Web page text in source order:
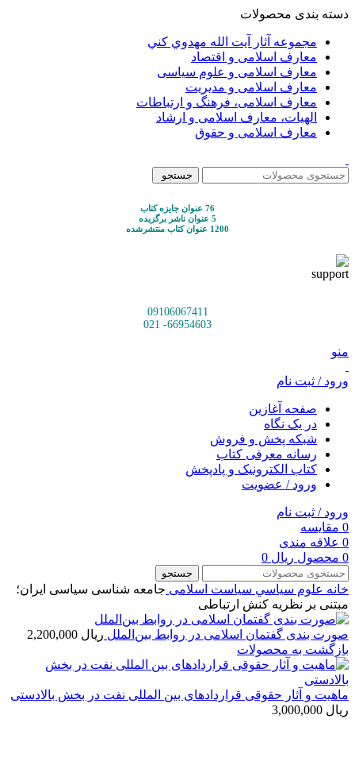
دسته بندی محصولات
مجموعه آثار آيت الله مهدوي كني
معارف اسلامی و اقتصاد
معارف اسلامی و علوم سیاسی
معارف اسلامی و مدیریت
معارف اسلامی، فرهنگ و ارتباطات
الهیات، معارف اسلامی و ارشاد
معارف اسلامی و حقوق
جستجو
76 عنوان جایزه کتاب
5 عنوان ناشر برگزیده
1200 عنوان کتاب منتشرشده
09106067411
66954603- 021
منو
ورود / ثبت نام
صفحه آغازین
در یک نگاه
شبکه پخش و فروش
رسانه معرفی کتاب
کتاب الکترونیک و پادپخش
ورود / عضویت
ورود / ثبت نام
0 مقایسه
0 علاقه مندی
0 محصول ریال
جستجو
خانه علوم سياسي سیاست اسلامی جامعه شناسی سیاسی ایران؛
مبتنی بر نظریه کنش ارتباطی
صورت بندی گفتمان اسلامی در روابط بین‌الملل ریال
بازگشت به محصولات
ماهیت و آثار حقوقی قراردادهای بین المللی نفت در بخش بالادستی
ریال